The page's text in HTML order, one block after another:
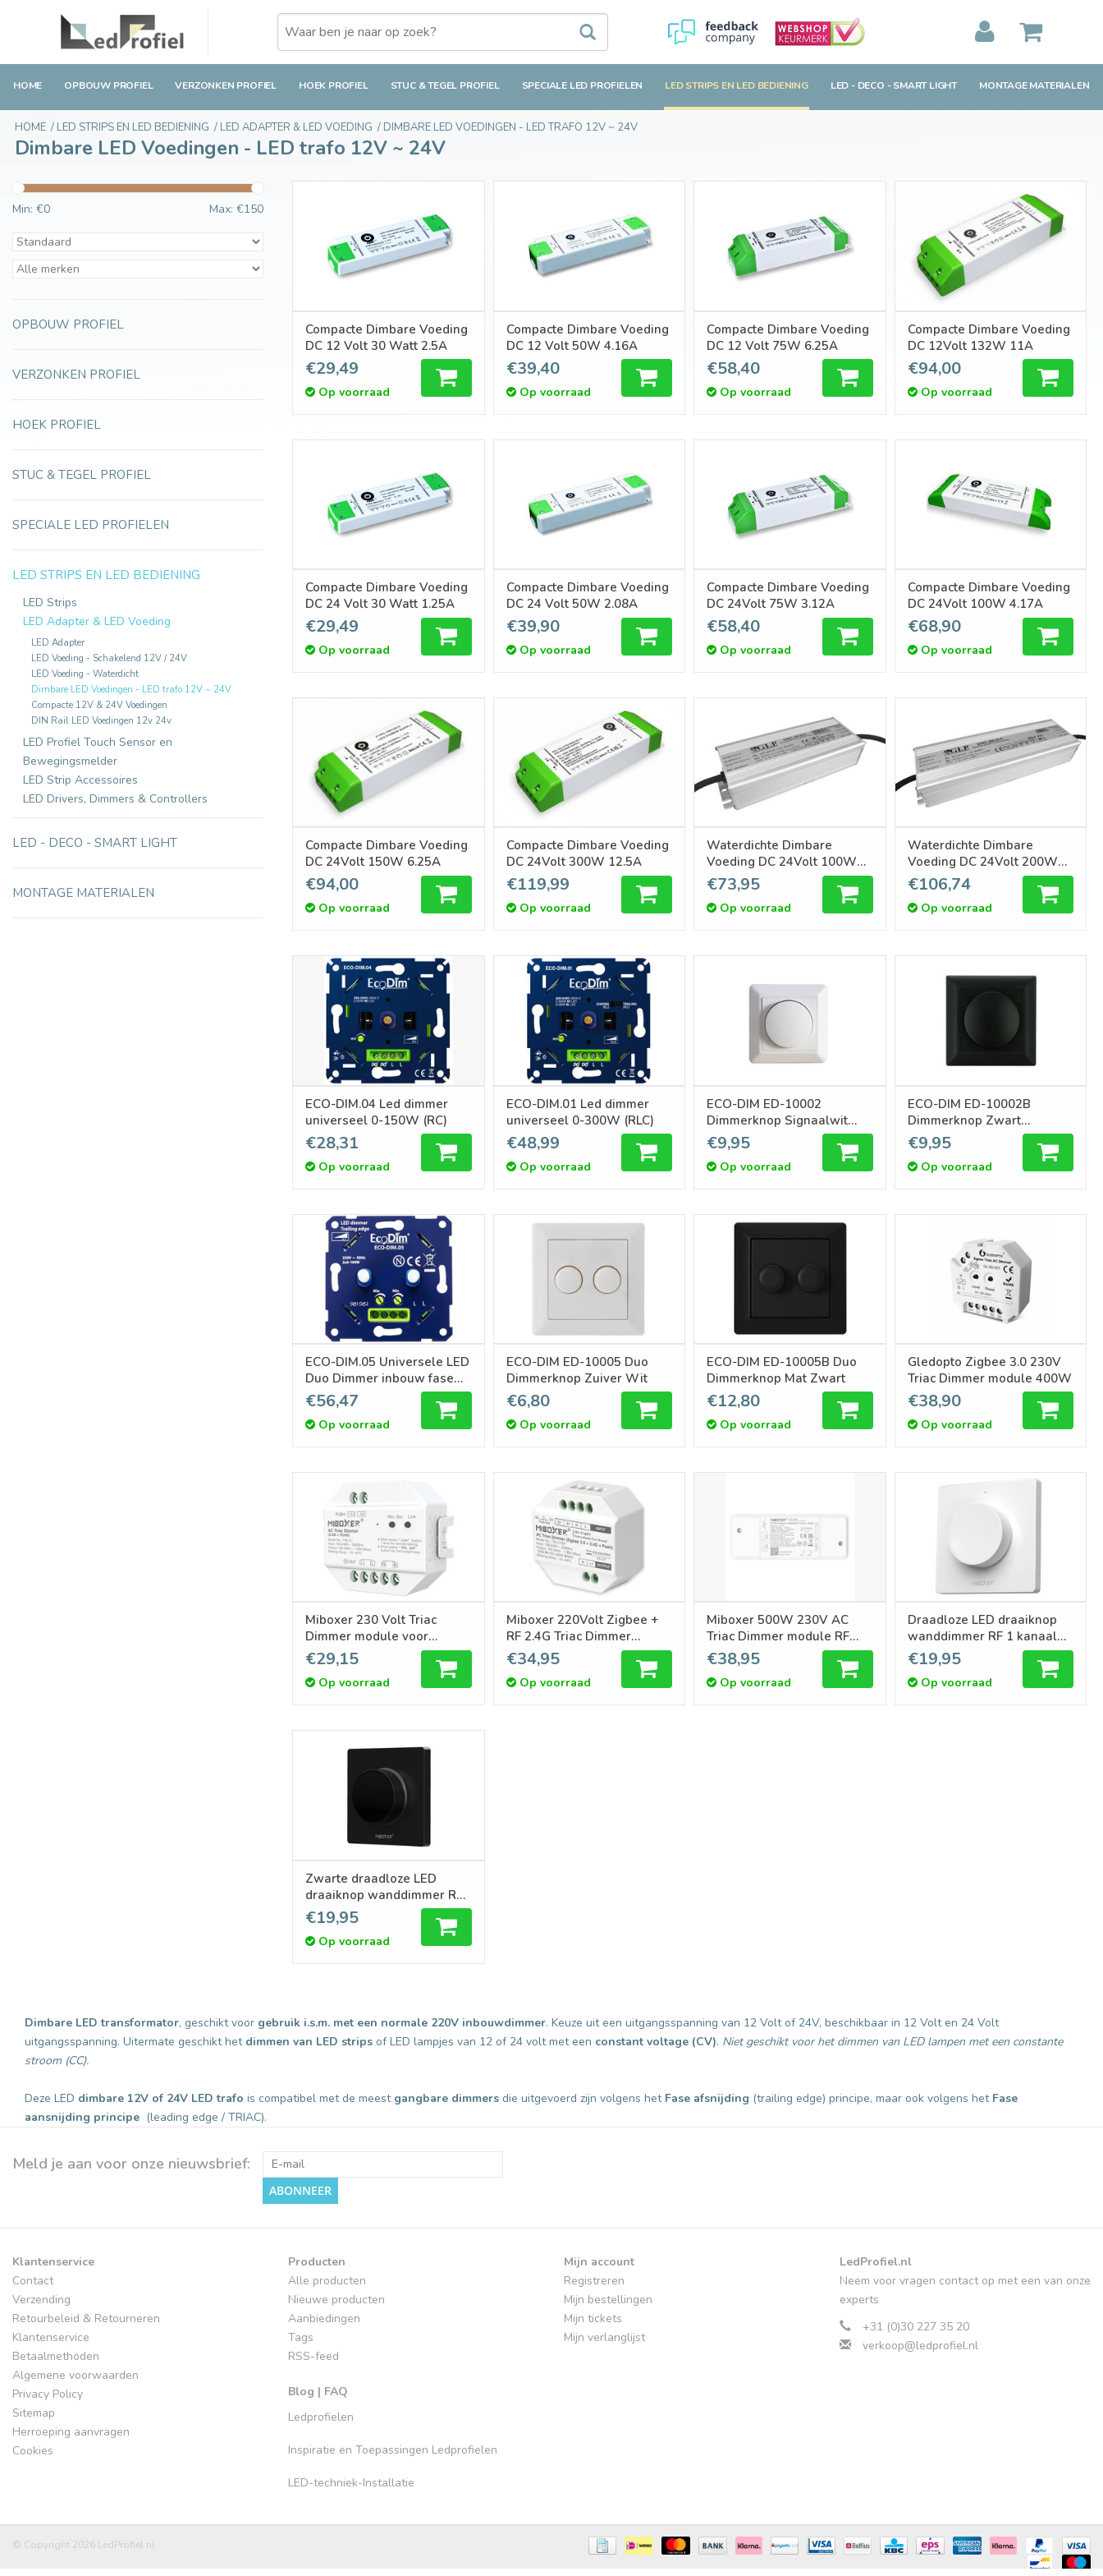
HOME OPBOUW PROFIEL VERZONKEN PROFIEL HOEK PROFIEL STUC & TEGEL PROFIEL SPECIALE LED PROFIELEN LED STRIPS EN LED BEDIENING LED - DECO - SMART LIGHT MONTAGE MATERIALEN
HOME / LED STRIPS EN LED BEDIENING / LED ADAPTER & LED VOEDING / DIMBARE LED VOEDINGEN - LED TRAFO 12V ~ 24V
Dimbare LED Voedingen - LED trafo 12V ~ 24V
Min: €0 Max: €150
OPBOUW PROFIEL
VERZONKEN PROFIEL
HOEK PROFIEL
STUC & TEGEL PROFIEL
SPECIALE LED PROFIELEN
LED STRIPS EN LED BEDIENING
LED Strips
LED Adapter & LED Voeding
LED Adapter
LED Voeding - Schakelend 12V / 24V
LED Voeding - Waterdicht
Dimbare LED Voedingen - LED trafo 12V ~ 24V
Compacte 12V & 24V Voedingen
DIN Rail LED Voedingen 12v 24v
LED Profiel Touch Sensor en
Bewegingsmelder
LED Strip Accessoires
LED Drivers, Dimmers & Controllers
LED - DECO - SMART LIGHT
MONTAGE MATERIALEN
Compacte Dimbare Voeding
DC 12 Volt 30 Watt 2.5A
€29,49
Op voorraad
Compacte Dimbare Voeding
DC 12 Volt 50W 4.16A
€39,40
Op voorraad
Compacte Dimbare Voeding
DC 12 Volt 75W 6.25A
€58,40
Op voorraad
Compacte Dimbare Voeding
DC 12Volt 132W 11A
€94,00
Op voorraad
Compacte Dimbare Voeding
DC 24 Volt 30 Watt 1.25A
€29,49
Op voorraad
Compacte Dimbare Voeding
DC 24 Volt 50W 2.08A
€39,90
Op voorraad
Compacte Dimbare Voeding
DC 24Volt 75W 3.12A
€58,40
Op voorraad
Compacte Dimbare Voeding
DC 24Volt 100W 4.17A
€68,90
Op voorraad
Compacte Dimbare Voeding
DC 24Volt 150W 6.25A
€94,00
Op voorraad
Compacte Dimbare Voeding
DC 24Volt 300W 12.5A
€119,99
Op voorraad
Waterdichte Dimbare
Voeding DC 24Volt 100W
4.17A
€73,95
Op voorraad
Waterdichte Dimbare
Voeding DC 24Volt 200W
8.3A
€106,74
Op voorraad
ECO-DIM.04 Led dimmer
universeel 0-150W (RC)
€28,31
Op voorraad
ECO-DIM.01 Led dimmer
universeel 0-300W (RLC)
€48,99
Op voorraad
ECO-DIM ED-10002
Dimmerknop Signaalwit
Coverplate
€9,95
Op voorraad
ECO-DIM ED-10002B
Dimmerknop Zwart
Coverplate
€9,95
Op voorraad
ECO-DIM.05 Universele LED
Duo Dimmer inbouw fase
afsnijding 2x 0-100W
€56,47
Op voorraad
ECO-DIM ED-10005 Duo
Dimmerknop Zuiver Wit
€6,80
Op voorraad
ECO-DIM ED-10005B Duo
Dimmerknop Mat Zwart
€12,80
Op voorraad
Gledopto Zigbee 3.0 230V
Triac Dimmer module 400W
€38,90
Op voorraad
Miboxer 230 Volt Triac
Dimmer module voor
afstandsbediening en
drukknop
€29,15
Op voorraad
Miboxer 220Volt Zigbee +
RF 2.4G Triac Dimmer
Module
€34,95
Op voorraad
Miboxer 500W 230V AC
Triac Dimmer module RF
draadloos + Zigbee 3.0 +
Push dimmen |
€38,95
Op voorraad
Draadloze LED draaiknop
wanddimmer RF 1 kanaal
voor Miboxer (triac) dimmer
module en LED controllers
€19,95
Op voorraad
Zwarte draadloze LED
draaiknop wanddimmer RF
1 kanaal voor Miboxer
(triac) dimmer module en
LED controllers
€19,95
Op voorraad
Dimbare LED transformator, geschikt voor gebruik i.s.m. met een normale 220V inbouwdimmer. Keuze uit een uitgangsspanning van 12 Volt of 24V, beschikbaar in 12 Volt en 24 Volt
uitgangsspanning. Uitermate geschikt het dimmen van LED strips of LED lampjes van 12 of 24 volt met een constant voltage (CV). Niet geschikt voor het dimmen van LED lampen met een constante
stroom (CC).
Deze LED dimbare 12V of 24V LED trafo is compatibel met de meest gangbare dimmers die uitgevoerd zijn volgens het Fase afsnijding (trailing edge) principe, maar ook volgens het Fase
aansnijding principe (leading edge / TRIAC).
Meld je aan voor onze nieuwsbrief:
ABONNEER
Klantenservice
Contact
Verzending
Retourbeleid & Retourneren
Klantenservice
Betaalmethoden
Algemene voorwaarden
Privacy Policy
Sitemap
Herroeping aanvragen
Cookies
Producten
Alle producten
Nieuwe producten
Aanbiedingen
Tags
RSS-feed
Blog | FAQ
Ledprofielen
Inspiratie en Toepassingen Ledprofielen
LED-techniek-Installatie
Mijn account
Registreren
Mijn bestellingen
Mijn tickets
Mijn verlanglijst
LedProfiel.nl
Neem voor vragen contact op met een van onze
experts
+31 (0)30 227 35 20
verkoop@ledprofiel.nl
© Copyright 2026 LedProfiel.nl